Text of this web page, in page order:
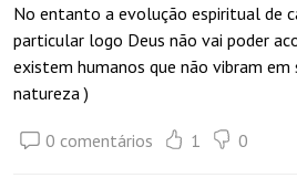
No entanto a evolução espiritual de
particular logo Deus não vai poder
existem humanos que não vibram em
natureza )
0 comentários 1 0